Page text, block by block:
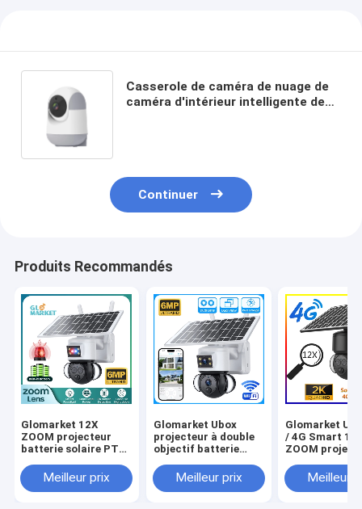
Casserole de caméra de nuage de
caméra d'intérieur intelligente de
Continuer
Produits Recommandés
Glomarket 12X
ZOOM projecteur
batterie solaire PTZ
Wifi / 4G Ubox
Caméra de sécurité
Meilleur prix
Glomarket Ubox
projecteur à double
objectif batterie
6MP Smart Wifi 4G
Sécurité PTZ
Meilleur prix
Glomarket
/ 4G Smart
ZOOM
caméra 6MP
caméra de
Meilleur